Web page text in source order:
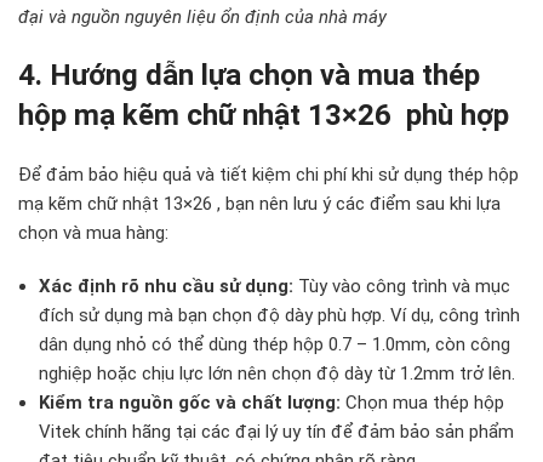
đại và nguồn nguyên liệu ổn định của nhà máy
4. Hướng dẫn lựa chọn và mua thép
hộp mạ kẽm chữ nhật 13×26 phù hợp
Để đảm bảo hiệu quả và tiết kiệm chi phí khi sử dụng thép hộp
mạ kẽm chữ nhật 13×26 , bạn nên lưu ý các điểm sau khi lựa
chọn và mua hàng:
Xác định rõ nhu cầu sử dụng: Tùy vào công trình và mục
đích sử dụng mà bạn chọn độ dày phù hợp. Ví dụ, công trình
dân dụng nhỏ có thể dùng thép hộp 0.7 – 1.0mm, còn công
nghiệp hoặc chịu lực lớn nên chọn độ dày từ 1.2mm trở lên.
Kiểm tra nguồn gốc và chất lượng: Chọn mua thép hộp
Vitek chính hãng tại các đại lý uy tín để đảm bảo sản phẩm